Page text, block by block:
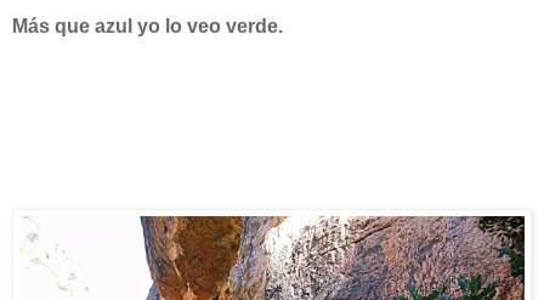
Más que azul yo lo veo verde.